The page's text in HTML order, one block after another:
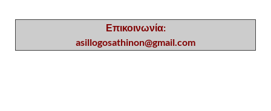
Επικοινωνία:
asillogosathinon@gmail.com